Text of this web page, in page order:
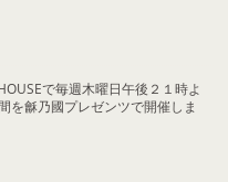
で毎週木曜日午後２１時よ
を龢乃國プレゼンツで開催しま